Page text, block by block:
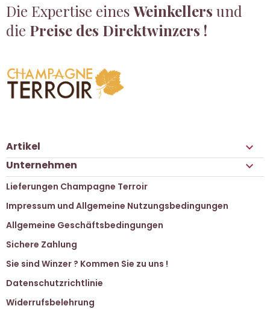
Die Expertise einesWeinkellers und
die Preise des Direktwinzers !
Artikel 
Unternehmen 
Lieferungen Champagne Terroir
Impressum und Allgemeine Nutzungsbedingungen
Allgemeine Geschäftsbedingungen
Sichere Zahlung
Sie sind Winzer ? Kommen Sie zu uns !
Datenschutzrichtlinie
Widerrufsbelehrung